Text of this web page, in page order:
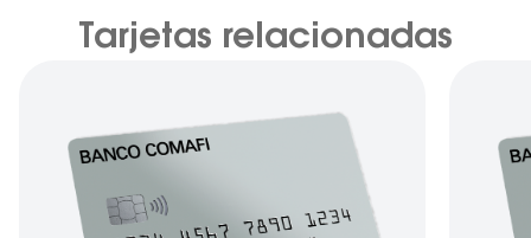
Tarjetas relacionadas